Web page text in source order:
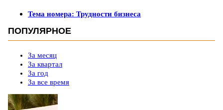
Тема номера: Трудности бизнеса
ПОПУЛЯРНОЕ
За месяц
За квартал
За год
За все время